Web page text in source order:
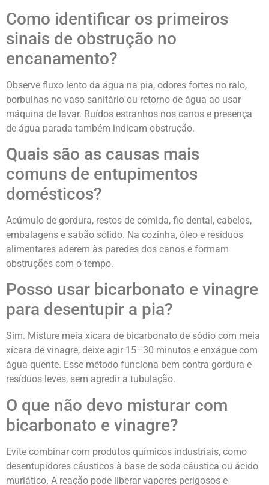
Como identificar os primeiros
sinais de obstrução no
encanamento?
Observe fluxo lento da água na pia, odores fortes no ralo,
borbulhas no vaso sanitário ou retorno de água ao usar
máquina de lavar. Ruídos estranhos nos canos e presença
de água parada também indicam obstrução.
Quais são as causas mais
comuns de entupimentos
domésticos?
Acúmulo de gordura, restos de comida, fio dental, cabelos,
embalagens e sabão sólido. Na cozinha, óleo e resíduos
alimentares aderem às paredes dos canos e formam
obstruções com o tempo.
Posso usar bicarbonato e vinagre
para desentupir a pia?
Sim. Misture meia xícara de bicarbonato de sódio com meia
xícara de vinagre, deixe agir 15–30 minutos e enxágue com
água quente. Esse método funciona bem contra gordura e
resíduos leves, sem agredir a tubulação.
O que não devo misturar com
bicarbonato e vinagre?
Evite combinar com produtos químicos industriais, como
desentupidores cáusticos à base de soda cáustica ou ácido
muriático. A reação pode liberar vapores perigosos e